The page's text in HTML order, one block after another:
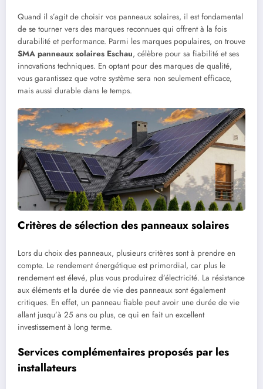
Quand il s’agit de choisir vos panneaux solaires, il est fondamental
de se tourner vers des marques reconnues qui offrent à la fois
durabilité et performance. Parmi les marques populaires, on trouve
SMA panneaux solaires Eschau, célèbre pour sa fiabilité et ses
innovations techniques. En optant pour des marques de qualité,
vous garantissez que votre système sera non seulement efficace,
mais aussi durable dans le temps.
Critères de sélection des panneaux solaires
Lors du choix des panneaux, plusieurs critères sont à prendre en
compte. Le rendement énergétique est primordial, car plus le
rendement est élevé, plus vous produirez d’électricité. La résistance
aux éléments et la durée de vie des panneaux sont également
critiques. En effet, un panneau fiable peut avoir une durée de vie
allant jusqu’à 25 ans ou plus, ce qui en fait un excellent
investissement à long terme.
Services complémentaires proposés par les
installateurs